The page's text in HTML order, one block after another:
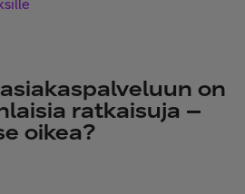
on
ratkaisuja –
oikea?